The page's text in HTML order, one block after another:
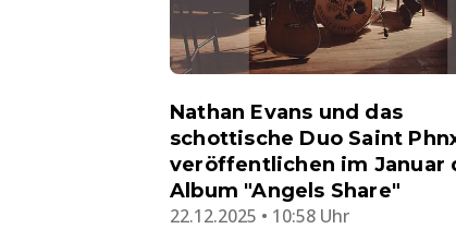
Nathan Evans und das
schottische Duo Saint
veröffentlichen im Januar
Album "Angels Share"
22.12.2025 • 10:58 Uhr